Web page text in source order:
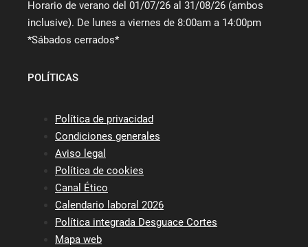
Horario de verano del 01/07/26 al 31/08/26 (ambos
inclusive). De lunes a viernes de 8:00am a 14:00pm
*Sábados cerrados*
POLÍTICAS
Política de privacidad
Condiciones generales
Aviso legal
Política de cookies
Canal Ético
Calendario laboral 2026
Política integrada Desguace Cortes
Mapa web